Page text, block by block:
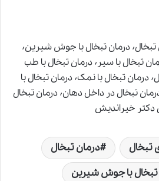
حجامت برای تبخال٬ درمان تبخال٬ درمان تبخال با جوش شیرین٬
درمان تبخال با حجامت٬ درمان تبخال با سیر٬ درمان تبخال با طب
سنتی٬ درمان تبخال با عسل٬ درمان تبخال با نمک٬ درمان تبخال با
یخ٬ درمان تبخال در خانه٬ درمان تبخال در داخل دهان٬ درمان تبخال
تبخال
درمان تبخال
تبخال با جوش شیرین